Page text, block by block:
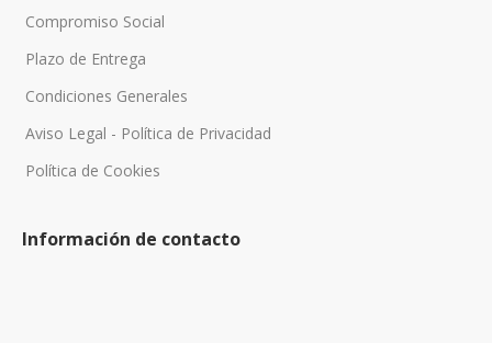
Compromiso Social
Plazo de Entrega
Condiciones Generales
Aviso Legal - Política de Privacidad
Política de Cookies
Información de contacto